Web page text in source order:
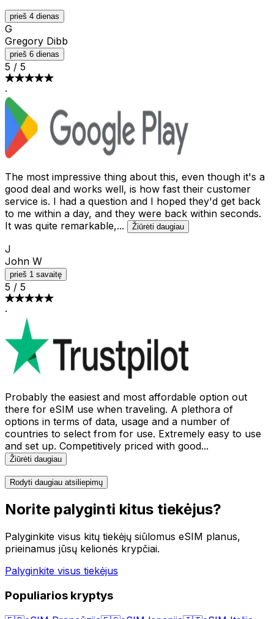
prieš 4 dienas
G
Gregory Dibb
prieš 6 dienas
5 / 5
·
The most impressive thing about this, even though it's a
good deal and works well, is how fast their customer
service is. I had a question and I hoped they'd get back
to me within a day, and they were back within seconds.
It was quite remarkable,... Žiūrėti daugiau
J
John W
prieš 1 savaitę
5 / 5
·
Probably the easiest and most affordable option out
there for eSIM use when traveling. A plethora of
options in terms of data, usage and a number of
countries to select from for use. Extremely easy to use
and set up. Competitively priced with good...
Žiūrėti daugiau
Rodyti daugiau atsiliepimų
Norite palyginti kitus tiekėjus?
Palyginkite visus kitų tiekėjų siūlomus eSIM planus,
prieinamus jūsų kelionės krypčiai.
Palyginkite visus tiekėjus
Populiarios kryptys